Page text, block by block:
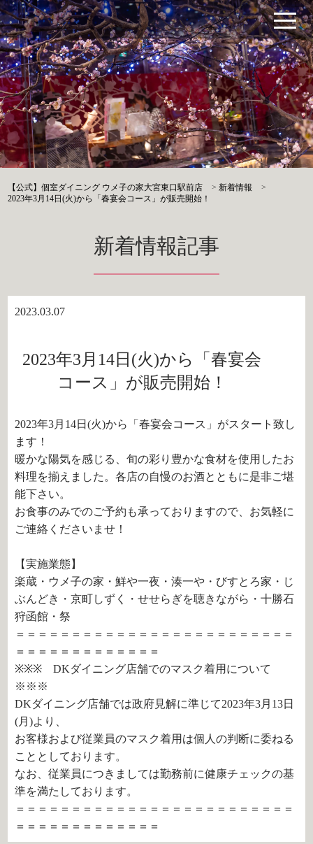
【公式】個室ダイニング ウメ子の家大宮東口駅前店 >新着情報
>
2023年3月14日(火)から「春宴会コース」が販売開始！
新着情報記事
2023.03.07
2023年3月14日(火)から「春宴会
コース」が販売開始！
2023年3月14日(火)から「春宴会コース」がスタート致し
ます！
暖かな陽気を感じる、旬の彩り豊かな食材を使用したお
料理を揃えました。各店の自慢のお酒とともに是非ご堪
能下さい。
お食事のみでのご予約も承っておりますので、お気軽に
ご連絡くださいませ！
【実施業態】
楽蔵・ウメ子の家・鮮や一夜・湊一や・びすとろ家・じ
ぶんどき・京町しずく・せせらぎを聴きながら・十勝石
狩函館・祭
＝＝＝＝＝＝＝＝＝＝＝＝＝＝＝＝＝＝＝＝＝＝＝＝＝
＝＝＝＝＝＝＝＝＝＝＝＝＝
※※※ DKダイニング店舗でのマスク着用について
※※※
DKダイニング店舗では政府見解に準じて2023年3月13日
(月)より、
お客様および従業員のマスク着用は個人の判断に委ねる
こととしております。
なお、従業員につきましては勤務前に健康チェックの基
準を満たしております。
＝＝＝＝＝＝＝＝＝＝＝＝＝＝＝＝＝＝＝＝＝＝＝＝＝
＝＝＝＝＝＝＝＝＝＝＝＝＝